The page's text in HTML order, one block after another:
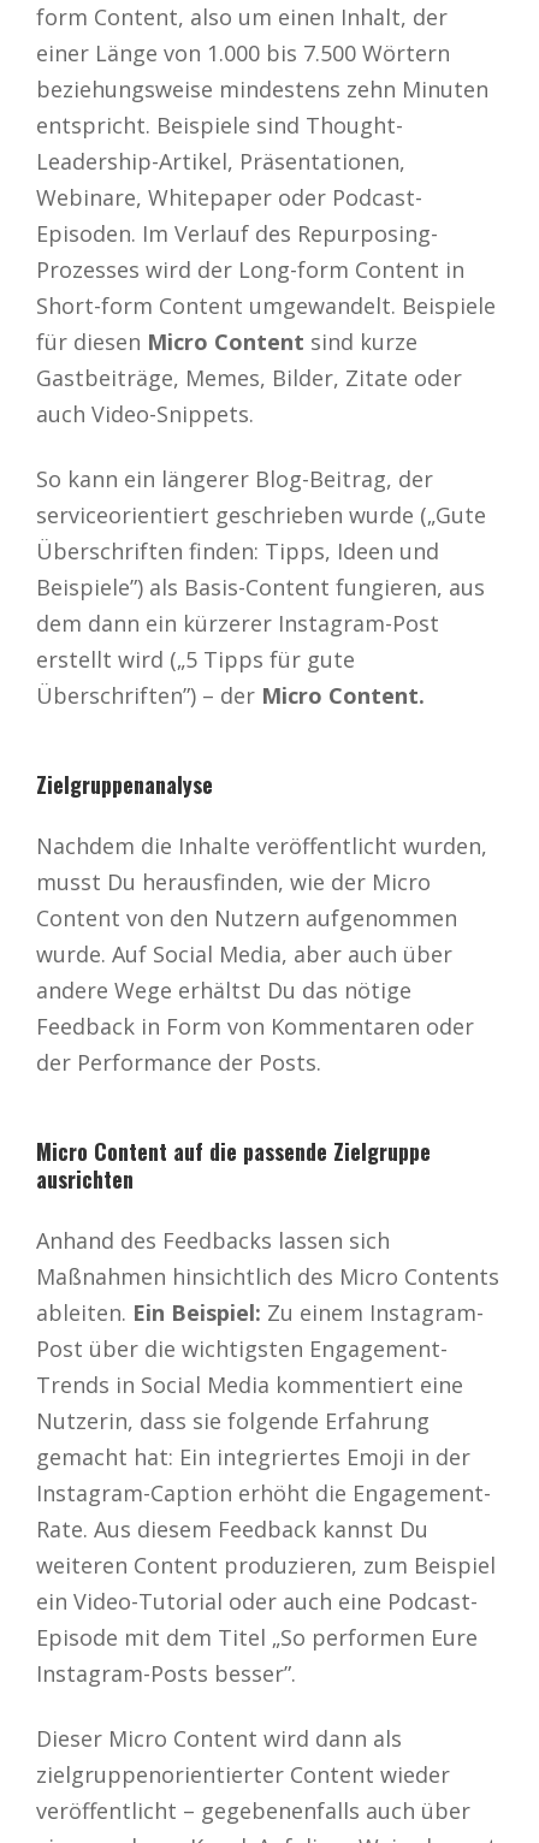
form Content, also um einen Inhalt, der
einer Länge von 1.000 bis 7.500 Wörtern
beziehungsweise mindestens zehn Minuten
entspricht. Beispiele sind Thought-
Leadership-Artikel, Präsentationen,
Webinare, Whitepaper oder Podcast-
Episoden. Im Verlauf des Repurposing-
Prozesses wird der Long-form Content in
Short-form Content umgewandelt. Beispiele
für diesen Micro Content sind kurze
Gastbeiträge, Memes, Bilder, Zitate oder
auch Video-Snippets.
So kann ein längerer Blog-Beitrag, der
serviceorientiert geschrieben wurde („Gute
Überschriften finden: Tipps, Ideen und
Beispiele”) als Basis-Content fungieren, aus
dem dann ein kürzerer Instagram-Post
erstellt wird („5 Tipps für gute
Überschriften”) – der Micro Content.
Zielgruppenanalyse
Nachdem die Inhalte veröffentlicht wurden,
musst Du herausfinden, wie der Micro
Content von den Nutzern aufgenommen
wurde. Auf Social Media, aber auch über
andere Wege erhältst Du das nötige
Feedback in Form von Kommentaren oder
der Performance der Posts.
Micro Content auf die passende Zielgruppe
ausrichten
Anhand des Feedbacks lassen sich
Maßnahmen hinsichtlich des Micro Contents
ableiten. Ein Beispiel: Zu einem Instagram-
Post über die wichtigsten Engagement-
Trends in Social Media kommentiert eine
Nutzerin, dass sie folgende Erfahrung
gemacht hat: Ein integriertes Emoji in der
Instagram-Caption erhöht die Engagement-
Rate. Aus diesem Feedback kannst Du
weiteren Content produzieren, zum Beispiel
ein Video-Tutorial oder auch eine Podcast-
Episode mit dem Titel „So performen Eure
Instagram-Posts besser”.
Dieser Micro Content wird dann als
zielgruppenorientierter Content wieder
veröffentlicht – gegebenenfalls auch über